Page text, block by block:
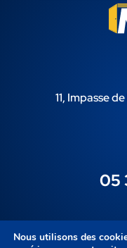
11, Impasse
05
Nous utilisons des